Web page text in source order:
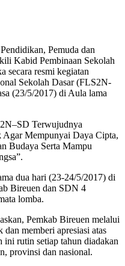
Pemuda dan
Kabid Pembinaan Sekolah
secara resmi kegiatan
Sekolah Dasar (FLS2N-
(23/5/2017) di Aula lama
Terwujudnya
Agar Mempunyai Daya Cipta,
Budaya Serta Mampu
dua hari (23-24/5/2017) di
Bireuen dan SDN 4
lomba.
Pemkab Bireuen melalui
memberi apresiasi atas
rutin setiap tahun diadakan
provinsi dan nasional.